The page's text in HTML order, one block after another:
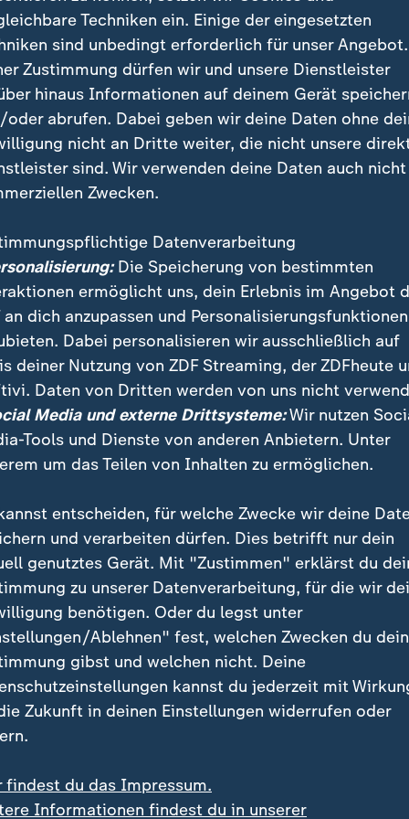
mit ihren zwei Söhnen die Premiere des neuen
englischen Original des Films spricht die Sängerin
Looks von Rihanna
Gesicht von Emporio Armani - nicht ganz
schon seit 2007 über ihre immer ausgefalleneren
Traum wahr: Sie präsentierte ihre erste eigene
Fashion Week.
gewann sie den CFDA Fashion Icon Award. Zur
Kleid, besetzt mit 230.000 Kristallen. 20
an dem freizügigen "Naked Dress" - sieben
sie als erste Woman of Color das Gesicht von Dior.
Marktlücken
vielen anderen unterscheidet, ist ihr Gespür für
lancierte, revolutionierte sie den
up-Tönen.
immer klar gewesen, dass im
etwas fehlt. Vor allem für Women
die sehr blass sind.
Techniken ein. Einige der eingesetzten
sind unbedingt erforderlich für unser
Zustimmung dürfen wir und unsere Dienstleister
hinaus Informationen auf deinem Gerät
oder abrufen. Dabei geben wir deine Daten ohne
nicht an Dritte weiter, die nicht unsere
sind. Wir verwenden deine Daten auch nicht
Zwecken.
Datenverarbeitung
Die Speicherung von bestimmten
ermöglicht uns, dein Erlebnis im Angebot
an dich anzupassen und Personalisierungsfunktionen
Dabei personalisieren wir ausschließlich auf
deiner Nutzung von ZDF Streaming, der ZDFheute
Daten von Dritten werden von uns nicht
Media und externe Drittsysteme:Wir nutzen
Tools und Dienste von anderen Anbietern. Unter
um das Teilen von Inhalten zu ermöglichen.
entscheiden, für welche Zwecke wir deine
und verarbeiten dürfen. Dies betrifft nur dein
genutztes Gerät. Mit "Zustimmen" erklärst du
zu unserer Datenverarbeitung, für die wir
benötigen. Oder du legst unter
Ablehnen" fest, welchen Zwecken du
gibst und welchen nicht. Deine
kannst du jederzeit mit
Zukunft in deinen Einstellungen widerrufen oder
findest du das Impressum.
Informationen findest du in unserer